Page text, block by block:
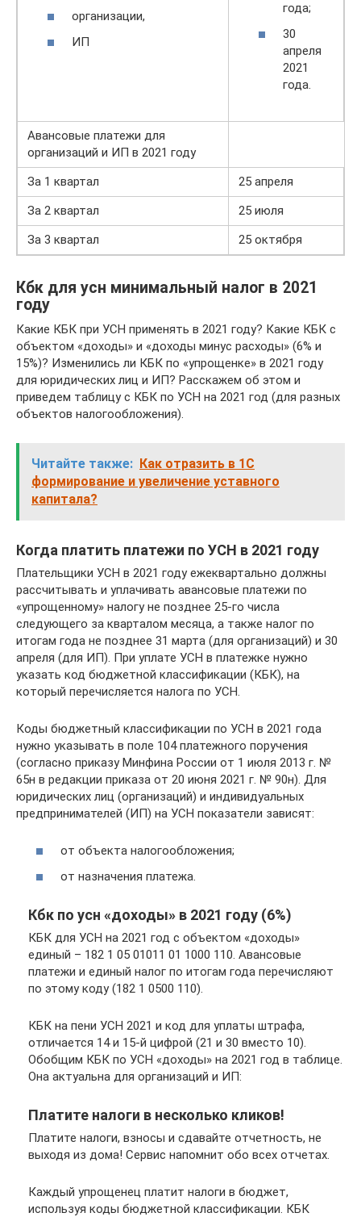
организации,
ИП
года;
30
апреля
2021
года.
Авансовые платежи для
организаций и ИП в 2021 году
За 1 квартал
25 апреля
За 2 квартал
25 июля
За 3 квартал
25 октября
Кбк для усн минимальный налог в 2021
году
Какие КБК при УСН применять в 2021 году? Какие КБК с
объектом «доходы» и «доходы минус расходы» (6% и
15%)? Изменились ли КБК по «упрощенке» в 2021 году
для юридических лиц и ИП? Расскажем об этом и
приведем таблицу с КБК по УСН на 2021 год (для разных
объектов налогообложения).
Читайте также: Как отразить в 1С
формирование и увеличение уставного
капитала?
Когда платить платежи по УСН в 2021 году
Плательщики УСН в 2021 году ежеквартально должны
рассчитывать и уплачивать авансовые платежи по
«упрощенному» налогу не позднее 25-го числа
следующего за кварталом месяца, а также налог по
итогам года не позднее 31 марта (для организаций) и 30
апреля (для ИП). При уплате УСН в платежке нужно
указать код бюджетной классификации (КБК), на
который перечисляется налога по УСН.
Коды бюджетный классификации по УСН в 2021 года
нужно указывать в поле 104 платежного поручения
(согласно приказу Минфина России от 1 июля 2013 г. №
65н в редакции приказа от 20 июня 2021 г. № 90н). Для
юридических лиц (организаций) и индивидуальных
предпринимателей (ИП) на УСН показатели зависят:
от объекта налогообложения;
от назначения платежа.
Кбк по усн «доходы» в 2021 году (6%)
КБК для УСН на 2021 год с объектом «доходы»
единый – 182 1 05 01011 01 1000 110. Авансовые
платежи и единый налог по итогам года перечисляют
по этому коду (182 1 0500 110).
КБК на пени УСН 2021 и код для уплаты штрафа,
отличается 14 и 15-й цифрой (21 и 30 вместо 10).
Обобщим КБК по УСН «доходы» на 2021 год в таблице.
Она актуальна для организаций и ИП:
Платите налоги в несколько кликов!
Платите налоги, взносы и сдавайте отчетность, не
выходя из дома! Сервис напомнит обо всех отчетах.
Каждый упрощенец платит налоги в бюджет,
используя коды бюджетной классификации. КБК